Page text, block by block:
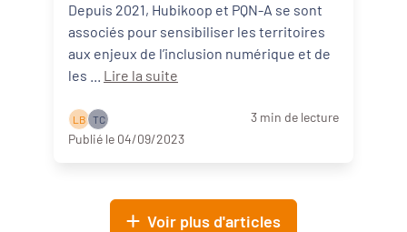
numérique ?
Depuis 2021, Hubikoop et PQN-A se sont
associés pour sensibiliser les territoires
aux enjeux de l’inclusion numérique et de
Lire la suite
L B T C
3 min de lecture
Publié le 04/09/2023
Voir plus d'articles